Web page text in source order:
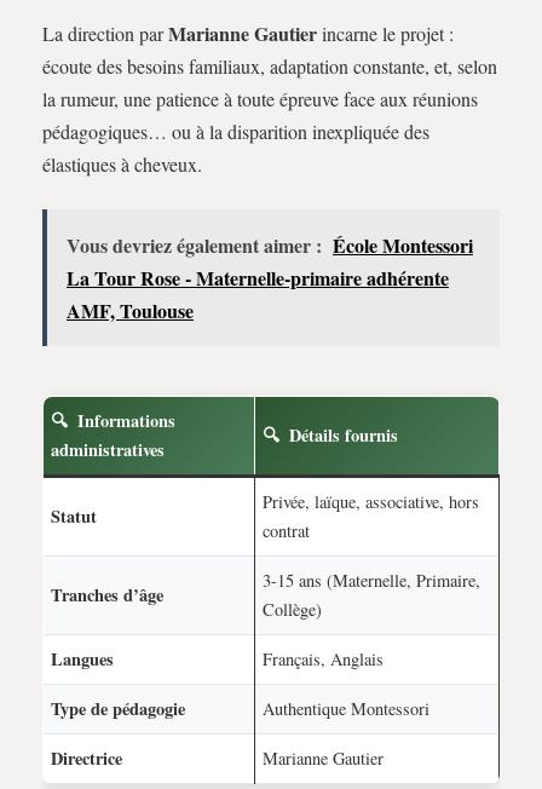
La direction parMarianne Gautierincarne le projet :
écoute des besoins familiaux, adaptation constante, et, selon
la rumeur, une patience à toute épreuve face aux réunions
pédagogiques… ou à la disparition inexpliquée des
élastiques à cheveux.
Vous devriez également aimer : École Montessori
La Tour Rose - Maternelle-primaire adhérente
AMF, Toulouse
Informations
administratives
Détails fournis
Statut
Privée, laïque, associative, hors
contrat
Tranches d’âge
3-15 ans (Maternelle, Primaire,
Collège)
Langues Français, Anglais
Type de pédagogie Authentique Montessori
Directrice Marianne Gautier